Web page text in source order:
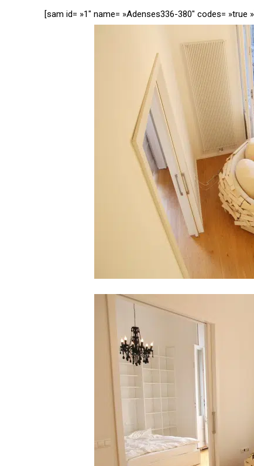
[sam id= »1″ name= »Adenses336-380″ codes= »true